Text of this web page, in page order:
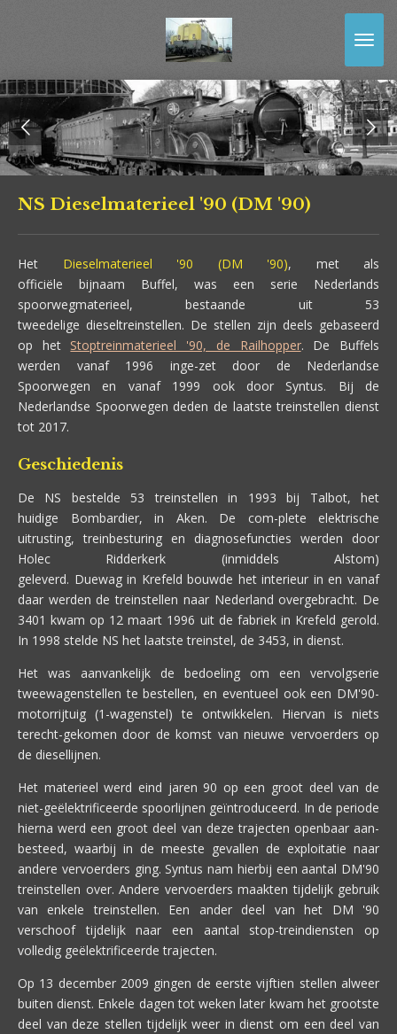
de
hoofdinhoud
NS Dieselmaterieel '90 (DM '90)
Het Dieselmaterieel '90 (DM '90), met als
officiële bijnaam Buffel, was een serie Nederlands
spoorwegmaterieel, bestaande uit 53
tweedelige dieseltreinstellen. De stellen zijn deels gebaseerd
op het Stoptreinmaterieel '90, de Railhopper. De Buffels
werden vanaf 1996 inge-zet door de Nederlandse
Spoorwegen en vanaf 1999 ook door Syntus. Bij de
Nederlandse Spoorwegen deden de laatste treinstellen dienst
tot 2017.
Geschiedenis
De NS bestelde 53 treinstellen in 1993 bij Talbot, het
huidige Bombardier, in Aken. De com-plete elektrische
uitrusting, treinbesturing en diagnosefuncties werden door
Holec Ridderkerk (inmiddels Alstom)
geleverd. Duewag in Krefeld bouwde het interieur in en vanaf
daar werden de treinstellen naar Nederland overgebracht. De
3401 kwam op 12 maart 1996 uit de fabriek in Krefeld gerold.
In 1998 stelde NS het laatste treinstel, de 3453, in dienst.
Het was aanvankelijk de bedoeling om een vervolgserie
tweewagenstellen te bestellen, en eventueel ook een DM'90-
motorrijtuig (1-wagenstel) te ontwikkelen. Hiervan is niets
terecht-gekomen door de komst van nieuwe vervoerders op
de diesellijnen.
Het materieel werd eind jaren 90 op een groot deel van de
niet-geëlektrificeerde spoorlijnen geïntroduceerd. In de periode
hierna werd een groot deel van deze trajecten openbaar aan-
besteed, waarbij in de meeste gevallen de exploitatie naar
andere vervoerders ging. Syntus nam hierbij een aantal DM'90
treinstellen over. Andere vervoerders maakten tijdelijk gebruik
van enkele treinstellen. Een ander deel van het DM '90
verschoof tijdelijk naar een aantal stop-treindiensten op
volledig geëlektrificeerde trajecten.
Op 13 december 2009 gingen de eerste vijftien stellen alweer
buiten dienst. Enkele dagen tot weken later kwam het grootste
deel van deze stellen tijdelijk weer in dienst om een deel van